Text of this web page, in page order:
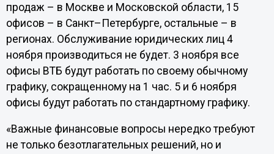
продаж – в Москве и Московской области, 15
офисов – в Санкт–Петербурге, остальные – в
регионах. Обслуживание юридических лиц 4
ноября производиться не будет. 3 ноября все
офисы ВТБ будут работать по своему обычному
графику, сокращенному на 1 час. 5 и 6 ноября
офисы будут работать по стандартному графику.
«Важные финансовые вопросы нередко требуют
не только безотлагательных решений, но и